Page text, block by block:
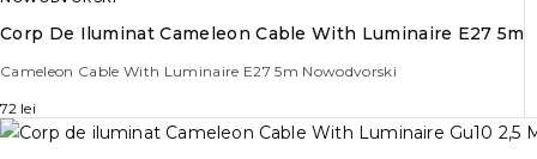
Corp De Iluminat Cameleon Cable With Luminaire E27 5m
Cameleon Cable With Luminaire E27 5m Nowodvorski
72 lei